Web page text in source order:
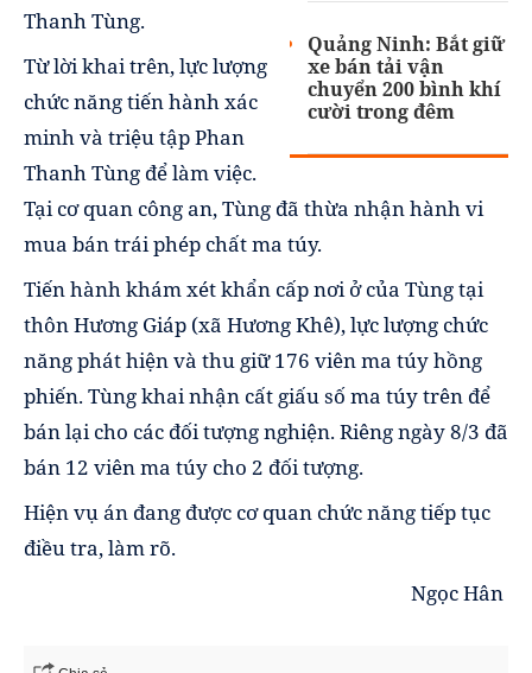
Quảng Ninh: Bắt giữ
xe bán tải vận
chuyển 200 bình khí
cười trong đêm
Thanh Tùng.
Từ lời khai trên, lực lượng
chức năng tiến hành xác
minh và triệu tập Phan
Thanh Tùng để làm việc.
Tại cơ quan công an, Tùng đã thừa nhận hành vi
mua bán trái phép chất ma túy.
Tiến hành khám xét khẩn cấp nơi ở của Tùng tại
thôn Hương Giáp (xã Hương Khê), lực lượng chức
năng phát hiện và thu giữ 176 viên ma túy hồng
phiến. Tùng khai nhận cất giấu số ma túy trên để
bán lại cho các đối tượng nghiện. Riêng ngày 8/3 đã
bán 12 viên ma túy cho 2 đối tượng.
Hiện vụ án đang được cơ quan chức năng tiếp tục
điều tra, làm rõ.
Ngọc Hân